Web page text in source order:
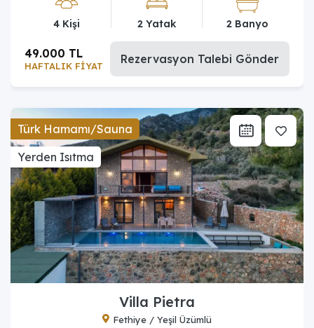
4 Kişi 2 Yatak 2 Banyo
HAFTALIK FİYAT
49.000 TL Rezervasyon Talebi Gönder
Türk Hamamı/Sauna
Yerden Isıtma
Villa Pietra
Fethiye / Yeşil Üzümlü